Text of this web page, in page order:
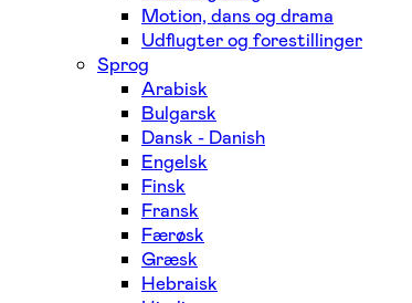
Motion, dans og drama
Udflugter og forestillinger
Sprog
Arabisk
Bulgarsk
Dansk - Danish
Engelsk
Finsk
Fransk
Færøsk
Græsk
Hebraisk